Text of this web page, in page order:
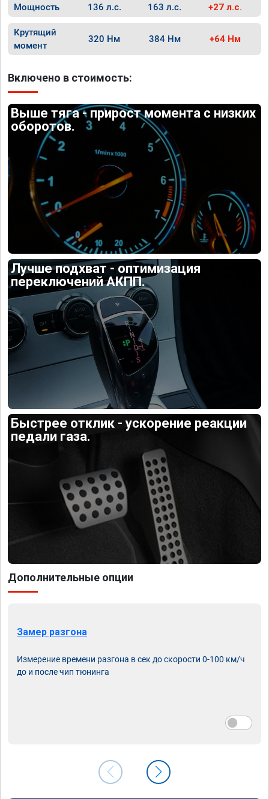
Мощность 136 л.с. 163 л.с. +27 л.с.
Крутящий
момент
320 Нм 384 Нм +64 Нм
Включено в стоимость:
Выше тяга - прирост момента с низких
оборотов.
Лучше подхват - оптимизация
переключений АКПП.
Быстрее отклик - ускорение реакции
педали газа.
Дополнительные опции
Замер разгона
Измерение времени разгона в сек до скорости 0-100 км/ч
до и после чип тюнинга